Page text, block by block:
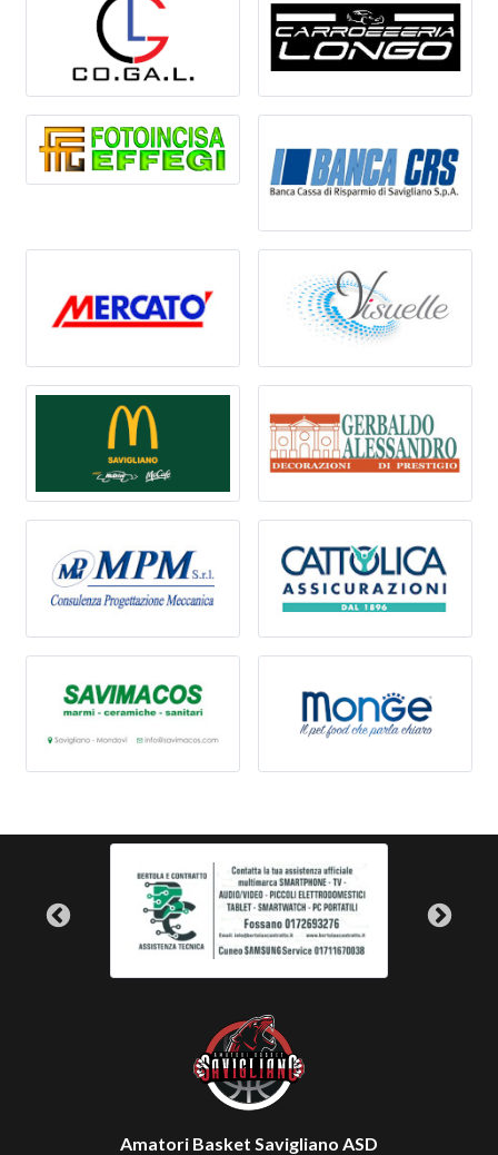
Amatori Basket Savigliano ASD